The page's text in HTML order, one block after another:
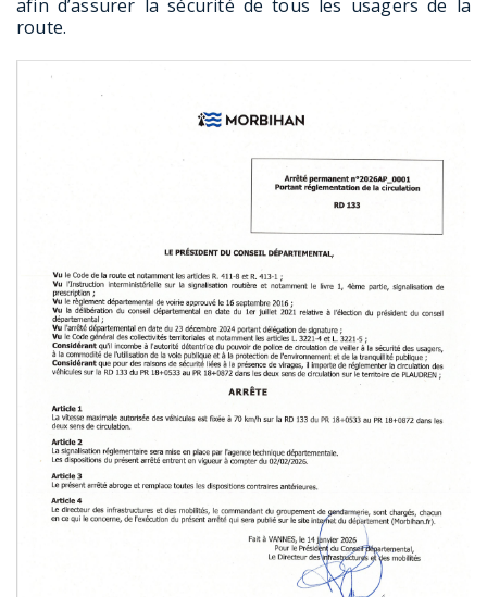
afin d’assurer la sécurité de tous les usagers de la
route.